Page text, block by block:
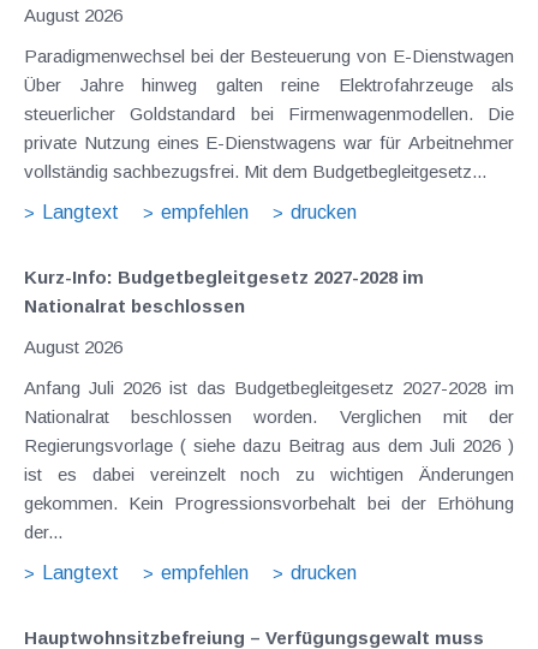
August 2026
Paradigmenwechsel bei der Besteuerung von E-Dienstwagen
Über Jahre hinweg galten reine Elektrofahrzeuge als
steuerlicher Goldstandard bei Firmenwagenmodellen. Die
private Nutzung eines E-Dienstwagens war für Arbeitnehmer
vollständig sachbezugsfrei. Mit dem Budgetbegleitgesetz...
Langtext
empfehlen drucken
Kurz-Info: Budgetbegleitgesetz 2027-2028 im
Nationalrat beschlossen
August 2026
Anfang Juli 2026 ist das Budgetbegleitgesetz 2027-2028 im
Nationalrat beschlossen worden. Verglichen mit der
Regierungsvorlage ( siehe dazu Beitrag aus dem Juli 2026 )
ist es dabei vereinzelt noch zu wichtigen Änderungen
gekommen. Kein Progressionsvorbehalt bei der Erhöhung
der...
Langtext
empfehlen drucken
Hauptwohnsitz​­befreiung – Verfügungsgewalt muss